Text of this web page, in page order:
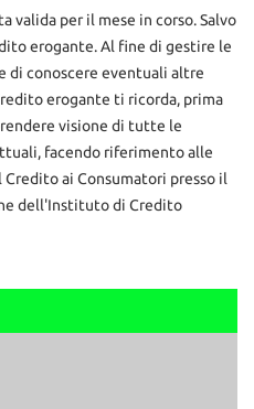
privacy*
miei dati per finalità di
valida per il mese in corso. Salvo
erogante. Al fine di gestire le
di conoscere eventuali altre
erogante ti ricorda, prima
visione di tutte le
facendo riferimento alle
ai Consumatori presso il
dell'Instituto di Credito